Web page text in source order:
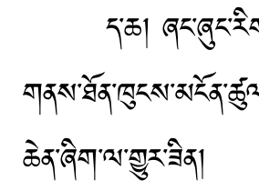
ད་ཆ།
ཆེན་ཞིག་ལ་གྱུར་ཟིན།